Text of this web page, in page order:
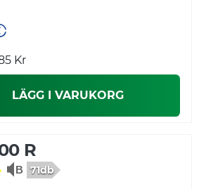
Kr
LÄGG I VARUKORG
R
71db